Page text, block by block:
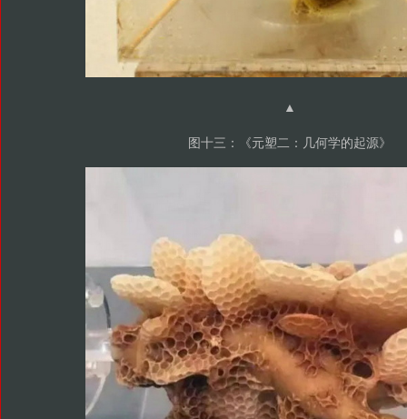
▲
图十三：《元塑二：几何学的起源》